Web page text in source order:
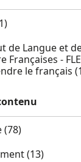
de Langue et
Françaises -
le français
(78)
(13)